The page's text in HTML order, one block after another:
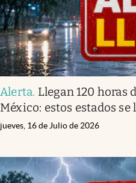
Alerta. Llegan 120 horas
México: estos estados
jueves, 16 de Julio de 2026